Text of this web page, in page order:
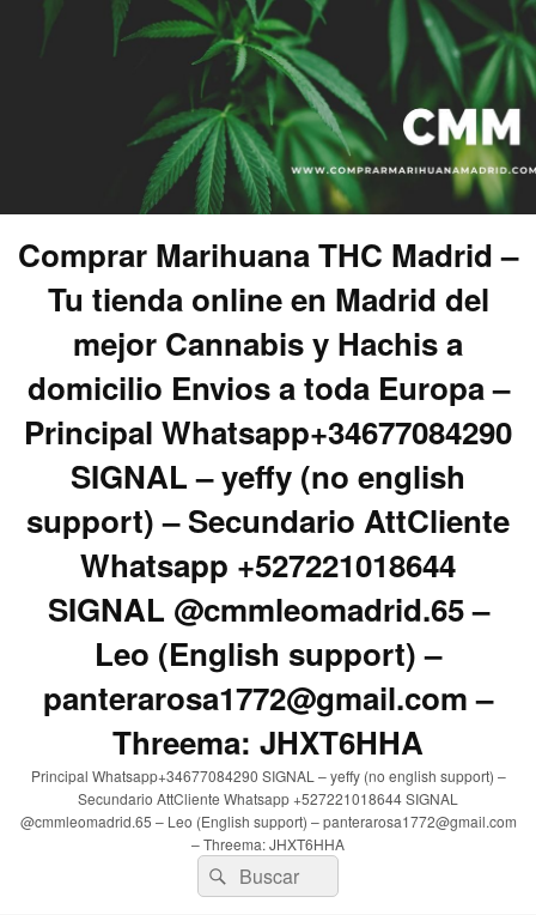
Comprar Marihuana THC Madrid –
Tu tienda online en Madrid del
mejor Cannabis y Hachis a
domicilio Envios a toda Europa –
Principal Whatsapp+34677084290
SIGNAL – yeffy (no english
support) – Secundario AttCliente
Whatsapp +527221018644
SIGNAL @cmmleomadrid.65 –
Leo (English support) –
panterarosa1772@gmail.com –
Threema: JHXT6HHA
Principal Whatsapp+34677084290 SIGNAL – yeffy (no english support) –
Secundario AttCliente Whatsapp +527221018644 SIGNAL
@cmmleomadrid.65 – Leo (English support) – panterarosa1772@gmail.com
– Threema: JHXT6HHA
Buscar
por:
Buscar